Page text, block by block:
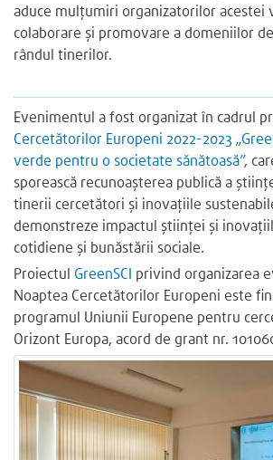
aduce mulțumiri organizatorilor acestei
colaborare și promovare a domeniilor
rândul tinerilor.
Evenimentul a fost organizat în cadrul
Cercetătorilor Europeni 2022-2023
verde pentru o societate sănătoasă”,
sporească recunoașterea publică a
tinerii cercetători și inovațiile
demonstreze impactul științei și
cotidiene și bunăstării sociale.
Proiectul GreenSCI privind organizarea
Noaptea Cercetătorilor Europeni este
programul Uniunii Europene pentru
Orizont Europa, acord de grant nr.